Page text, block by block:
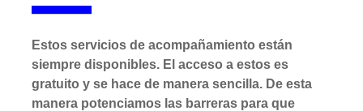
Estos servicios de acompañamiento están
siempre disponibles. El acceso a estos es
gratuito y se hace de manera sencilla. De esta
manera potenciamos las barreras para que